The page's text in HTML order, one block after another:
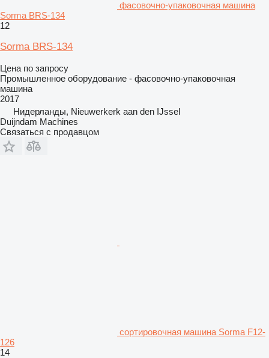
фасовочно-упаковочная машина
Sorma BRS-134
12
Sorma BRS-134
Цена по запросу
Промышленное оборудование - фасовочно-упаковочная
машина
2017
Нидерланды, Nieuwerkerk aan den IJssel
Duijndam Machines
Связаться с продавцом
сортировочная машина Sorma F12-
126
14